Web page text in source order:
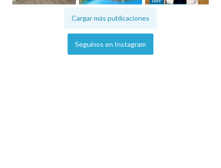
Cargar más publicaciones
Seguinos en Instagram